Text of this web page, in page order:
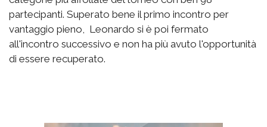
partecipanti. Superato bene il primo incontro per
vantaggio pieno, Leonardo si è poi fermato
all'incontro successivo e non ha più avuto l'opportunità
di essere recuperato.